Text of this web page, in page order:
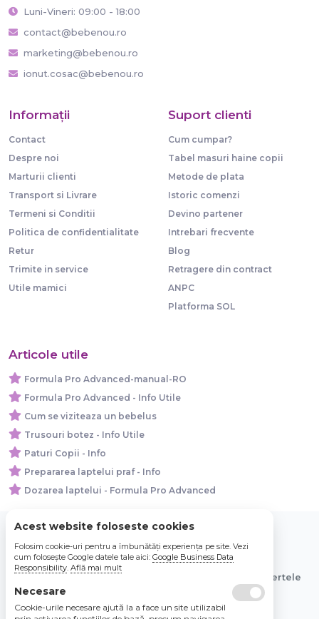
Luni-Vineri: 09:00 - 18:00
contact@bebenou.ro
marketing@bebenou.ro
ionut.cosac@bebenou.ro
Informaţii
Contact
Despre noi
Marturii clienti
Transport si Livrare
Termeni si Conditii
Politica de confidentialitate
Retur
Trimite in service
Utile mamici
Suport clienti
Cum cumpar?
Tabel masuri haine copii
Metode de plata
Istoric comenzi
Devino partener
Intrebari frecvente
Blog
Retragere din contract
ANPC
Platforma SOL
Articole utile
Formula Pro Advanced-manual-RO
Formula Pro Advanced - Info Utile
Cum se viziteaza un bebelus
Trusouri botez - Info Utile
Paturi Copii - Info
Prepararea laptelui praf - Info
Dozarea laptelui - Formula Pro Advanced
© 2026 Bebe Nou Online Store SRL
Toate preturile sunt exprimate in lei si includ tva. Ofertele
sunt valabile in limita stocului disponibil.
Acest website foloseste cookies
Folosim cookie-uri pentru a îmbunătăți experiența pe site. Vezi
cum folosește Google datele tale aici: Google Business Data
Responsibility. Află mai mult
Necesare
Cookie-urile necesare ajută la a face un site utilizabil